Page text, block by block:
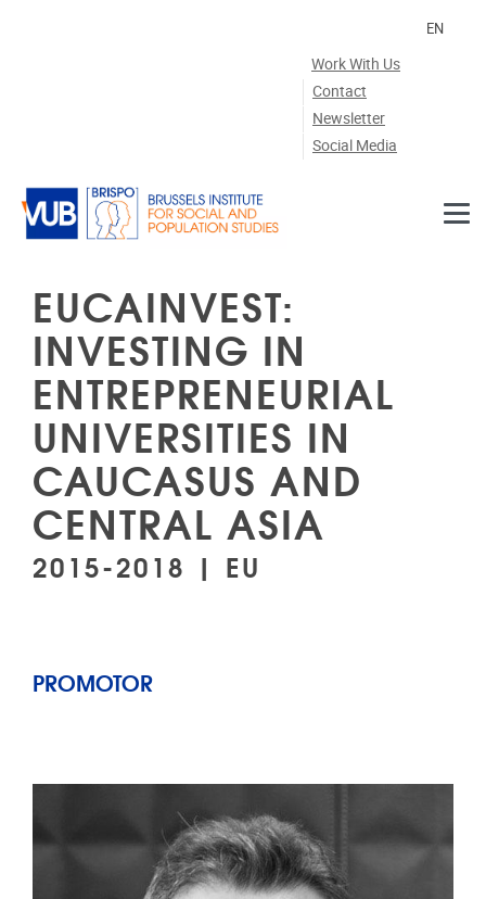
Work With Us
Contact
Newsletter
Social Media
EN
EUCAINVEST:
INVESTING IN
ENTREPRENEURIAL
UNIVERSITIES IN
CAUCASUS AND
CENTRAL ASIA
2015-2018 | EU
PROMOTOR